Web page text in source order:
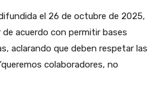
el 26 de octubre de 2025,
acuerdo con permitir bases
aclarando que deben respetar las
colaboradores, no